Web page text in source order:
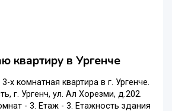
квартиру в Ургенче
х комнатная квартира в г. Ургенче.
г. Ургенч, ул. Ал Хорезми, д.202.
- 3. Етаж - 3. Етажность здания